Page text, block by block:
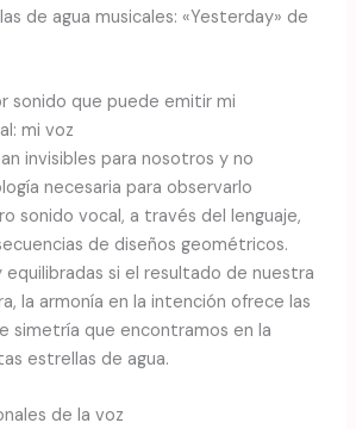
de agua musicales: «Yesterday» de
sonido que puede emitir mi
mi voz
invisibles para nosotros y no
necesaria para observarlo
sonido vocal, a través del lenguaje,
de diseños geométricos.
equilibradas si el resultado de nuestra
la armonía en la intención ofrece las
simetría que encontramos en la
estrellas de agua.
de la voz